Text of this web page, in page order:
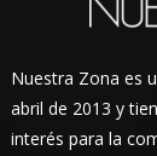
Nuestra Zona es
abril de 2013 y
interés para la